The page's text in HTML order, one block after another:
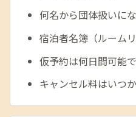
何名から団体扱いに
宿泊者名簿（ルーム
仮予約は何日間可能
キャンセル料はいつ